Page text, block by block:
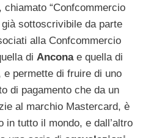
chiamato “Confcommercio
già sottoscrivibile da parte
alla Confcommercio
di Anconae quella di
e permette di fruire di uno
di pagamento che da un
al marchio Mastercard, è
in tutto il mondo, e dall’altro